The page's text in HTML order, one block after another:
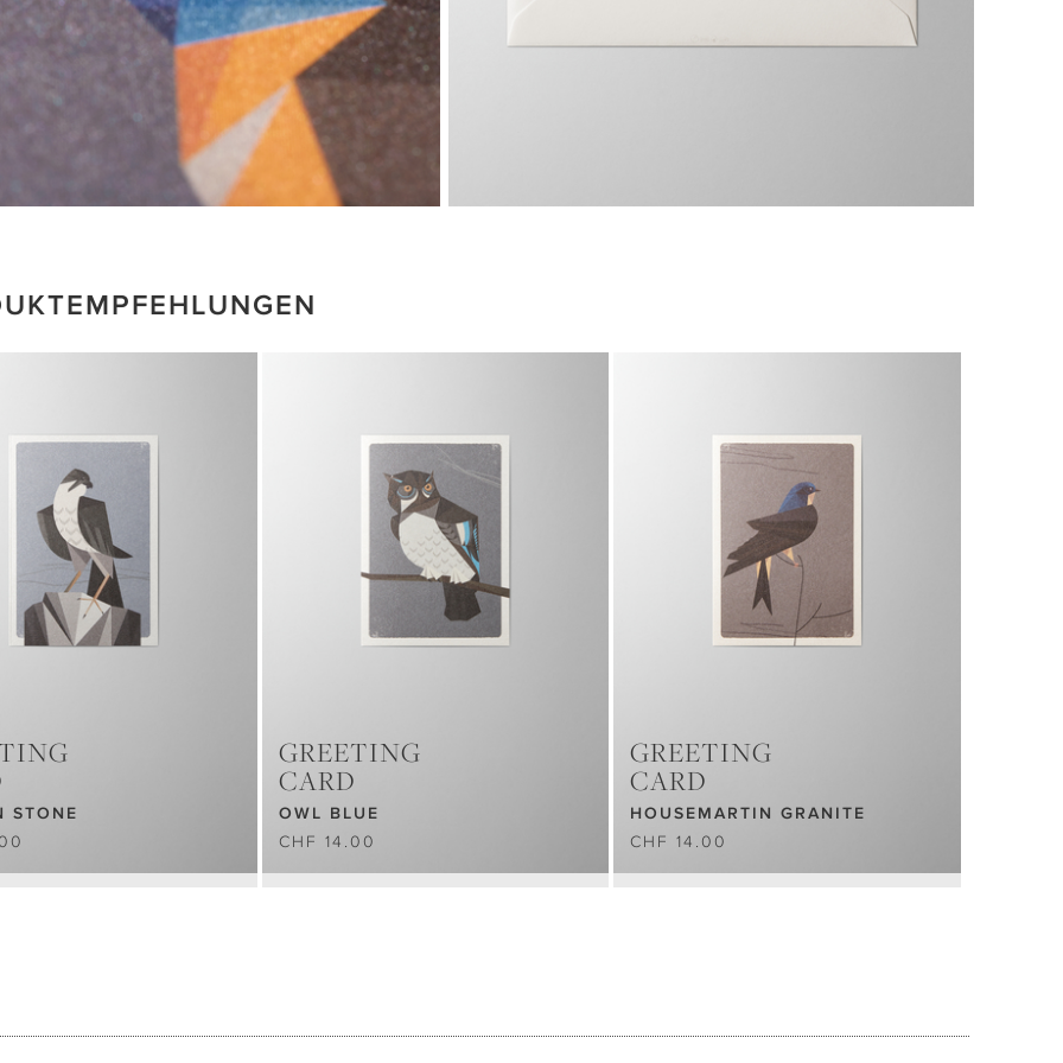
STONE
GREETING
CARD
OWL BLUE
CHF 14.00
GREETING
CARD
HOUSEMARTIN GRANITE
CHF 14.00